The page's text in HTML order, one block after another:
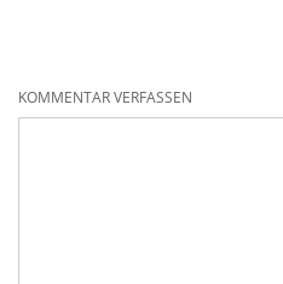
KOMMENTAR VERFASSEN